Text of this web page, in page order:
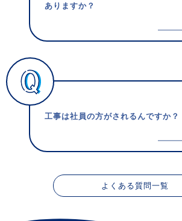
ありますか？
工事は社員の方がされるんですか？
よくある質問一覧